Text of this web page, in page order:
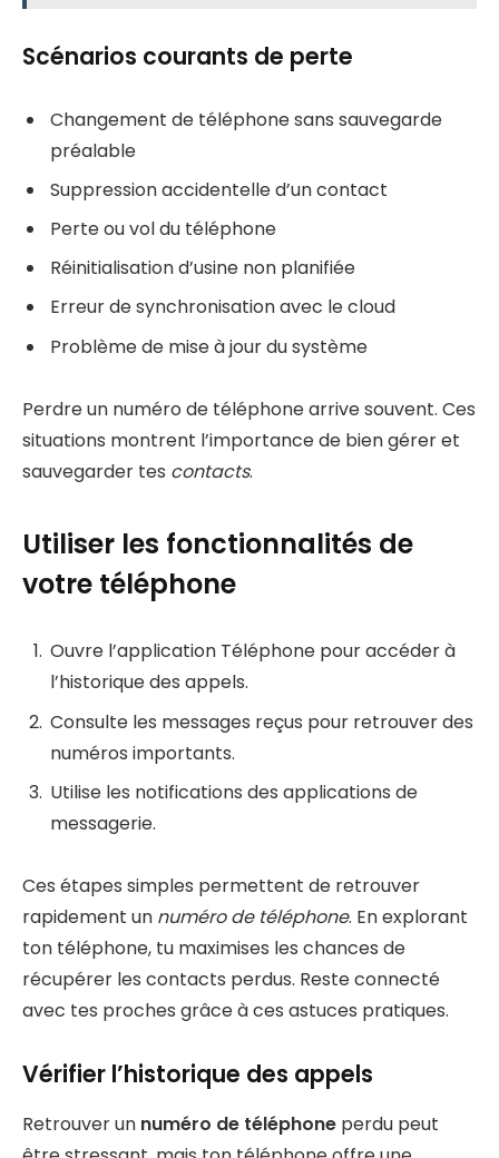
Scénarios courants de perte
Changement de téléphone sans sauvegarde
préalable
Suppression accidentelle d’un contact
Perte ou vol du téléphone
Réinitialisation d’usine non planifiée
Erreur de synchronisation avec le cloud
Problème de mise à jour du système
Perdre un numéro de téléphone arrive souvent. Ces
situations montrent l’importance de bien gérer et
sauvegarder tes contacts.
Utiliser les fonctionnalités de
votre téléphone
Ouvre l’application Téléphone pour accéder à
l’historique des appels.
Consulte les messages reçus pour retrouver des
numéros importants.
Utilise les notifications des applications de
messagerie.
Ces étapes simples permettent de retrouver
rapidement un numéro de téléphone. En explorant
ton téléphone, tu maximises les chances de
récupérer les contacts perdus. Reste connecté
avec tes proches grâce à ces astuces pratiques.
Vérifier l’historique des appels
Retrouver un numéro de téléphone perdu peut